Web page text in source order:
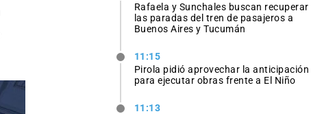
Rafaela y Sunchales buscan recuperar
las paradas del tren de pasajeros a
Buenos Aires y Tucumán
11:15
Pirola pidió aprovechar la anticipación
para ejecutar obras frente a El Niño
11:13